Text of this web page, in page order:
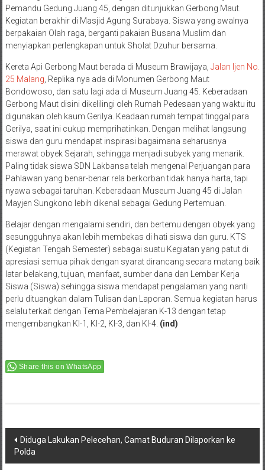
Pemandu Gedung Juang 45, dengan ditunjukkan Gerbong Maut.
Kegiatan berakhir di Masjid Agung Surabaya. Siswa yang awalnya
berpakaian Olah raga, berganti pakaian Busana Muslim dan
menyiapkan perlengkapan untuk Sholat Dzuhur bersama.
Kereta Api Gerbong Maut berada di Museum Brawijaya, Jalan Ijen No.
25 Malang, Replika nya ada di Monumen Gerbong Maut
Bondowoso, dan satu lagi ada di Museum Juang 45. Keberadaan
Gerbong Maut disini dikelilingi oleh Rumah Pedesaan yang waktu itu
digunakan oleh kaum Gerilya. Keadaan rumah tempat tinggal para
Gerilya, saat ini cukup memprihatinkan. Dengan melihat langsung
siswa dan guru mendapat inspirasi bagaimana seharusnya
merawat obyek Sejarah, sehingga menjadi subyek yang menarik.
Paling tidak siswa SDN Lakbansa telah mengenal Perjuangan para
Pahlawan yang benar-benar rela berkorban tidak hanya harta, tapi
nyawa sebagai taruhan. Keberadaan Museum Juang 45 di Jalan
Mayjen Sungkono lebih dikenal sebagai Gedung Pertemuan.
Belajar dengan mengalami sendiri, dan bertemu dengan obyek yang
sesungguhnya akan lebih membekas di hati siswa dan guru. KTS
(Kegiatan Tengah Semester) sebagai suatu Kegiatan yang patut di
apresiasi semua pihak dengan syarat dirancang secara matang baik
latar belakang, tujuan, manfaat, sumber dana dan Lembar Kerja
Siswa (Siswa) sehingga siswa mendapat pengalaman yang nanti
perlu dituangkan dalam Tulisan dan Laporan. Semua kegiatan harus
selalu terkait dengan Tema Pembelajaran K-13 dengan tetap
mengembangkan KI-1, KI-2, KI-3, dan KI-4. (ind)
Share this on WhatsApp
Post
navigation
Diduga Lakukan Pelecehan, Camat Buduran Dilaporkan ke
Polda